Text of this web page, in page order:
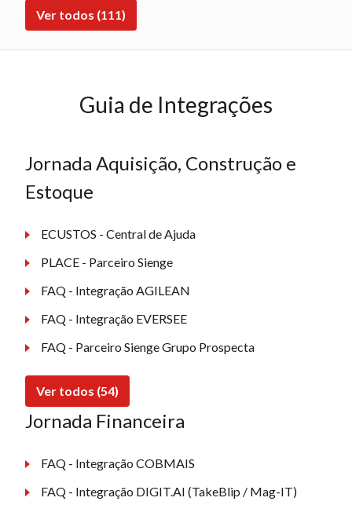
Ver todos (111)
Guia de Integrações
Jornada Aquisição, Construção e
Estoque
ECUSTOS - Central de Ajuda
PLACE - Parceiro Sienge
FAQ - Integração AGILEAN
FAQ - Integração EVERSEE
FAQ - Parceiro Sienge Grupo Prospecta
Ver todos (54)
Jornada Financeira
FAQ - Integração COBMAIS
FAQ - Integração DIGIT.AI (TakeBlip / Mag-IT)